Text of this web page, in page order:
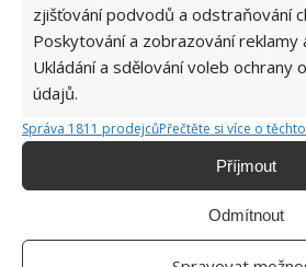
zjišťování podvodů a odstraňování
Poskytování a zobrazování reklamy
Ukládání a sdělování voleb ochrany
údajů.
Správa 1811 prodejcůPřečtěte si více o
Příjmout
Odmítnout
Jiří Kolář
Absolvent
možné najít v